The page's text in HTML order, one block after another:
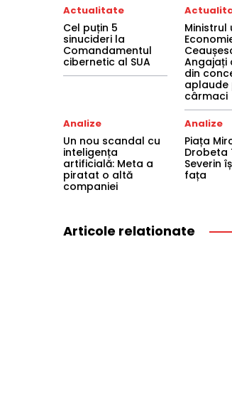
Actualitate
Cel puțin 5
sinucideri la
Comandamentul
cibernetic al SUA
Ministrul
Angajați
din
aplaude
cârmaci
Analize
Un nou scandal cu
inteligența
artificială: Meta a
piratat o altă
companiei
Analize
Piața
Drobeta
Severin
fața
Articole relationate